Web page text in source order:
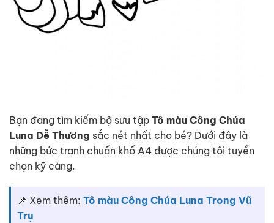
Bạn đang tìm kiếm bộ sưu tập Tô màu Công Chúa
Luna Dễ Thương sắc nét nhất cho bé? Dưới đây là
những bức tranh chuẩn khổ A4 được chúng tôi tuyển
chọn kỹ càng.
📌 Xem thêm: Tô màu Công Chúa Luna Trong Vũ
Trụ